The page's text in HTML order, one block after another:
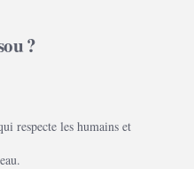
?
respecte les humains et